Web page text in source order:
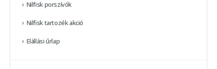
Nilfisk porszívók
Nilfisk tartozék akció
Elállási űrlap